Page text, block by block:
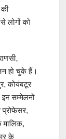
की
लोगों को
हो चुके हैं।
कोयंबटूर
सम्मेलनों
प्रोफेसर,
मालिक,
के